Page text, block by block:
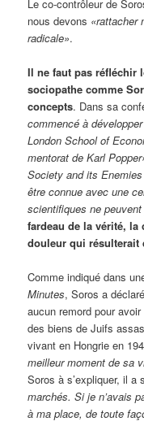
Le co-contrôleur de
nous devons «rattacher
radicale».
Il ne faut pas réfléchir
sociopathe comme
concepts. Dans sa
commencé à
London School of
mentorat de Karl
Society and its Enemies
être connue avec une
scientifiques ne
fardeau de la vérité, la
douleur qui résulterait
Comme indiqué dans
Minutes, Soros a
aucun remord pour
des biens de Juifs
vivant en Hongrie en
meilleur moment de sa
Soros à s’expliquer, il a
marchés. Si je n’avais
à ma place, de toute